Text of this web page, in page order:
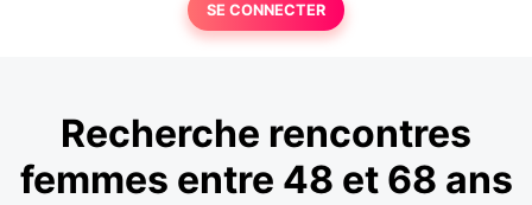
SE CONNECTER
Recherche rencontres
femmes entre 48 et 68 ans